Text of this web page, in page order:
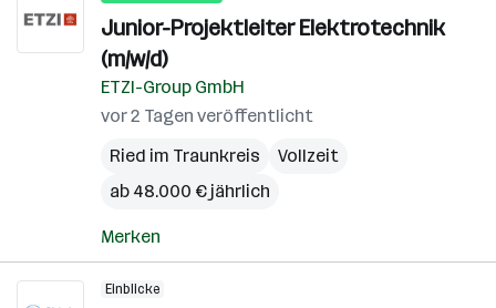
Junior-Projektleiter Elektrotechnik
(m/w/d)
ETZI-Group GmbH
vor 2 Tagen veröffentlicht
Ried im Traunkreis
Vollzeit
ab 48.000 € jährlich
Merken
Einblicke